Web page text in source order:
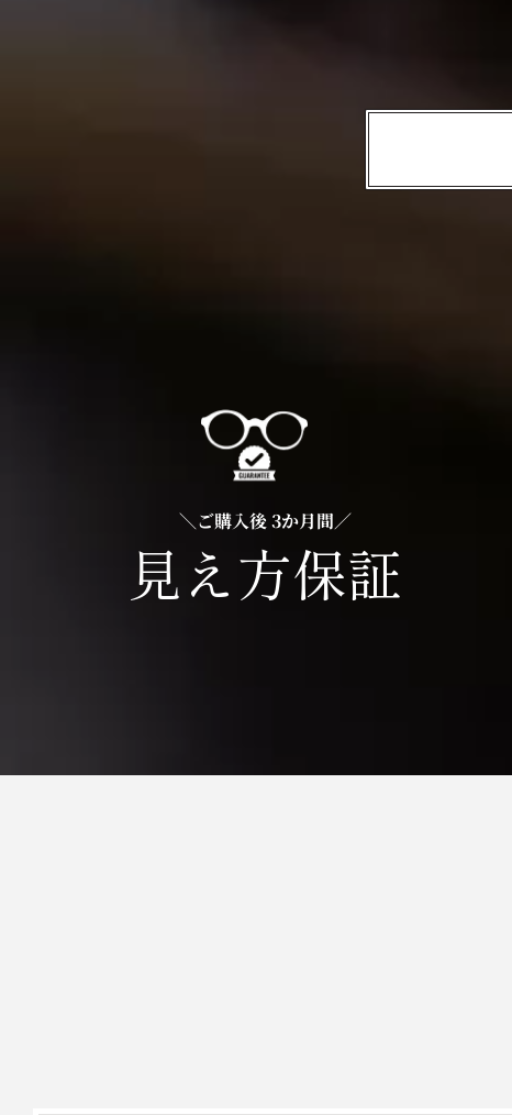
＼ご購入後 3か月間／
見え方保証